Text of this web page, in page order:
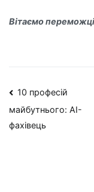
Вітаємо
записів
10 професій
майбутнього: AI-
фахівець